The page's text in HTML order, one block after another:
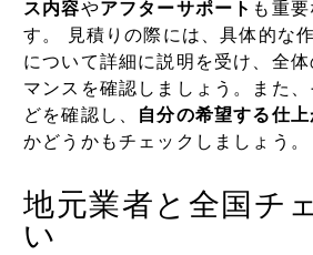
ス内容やアフターサポート も重
す。 見積りの際には、具体的な
について詳細に説明を受け、全
マンスを確認しましょう。また
どを確認し、
自分の希望する仕上
かどうかもチェックしましょう。
地元業者と全国チ
い